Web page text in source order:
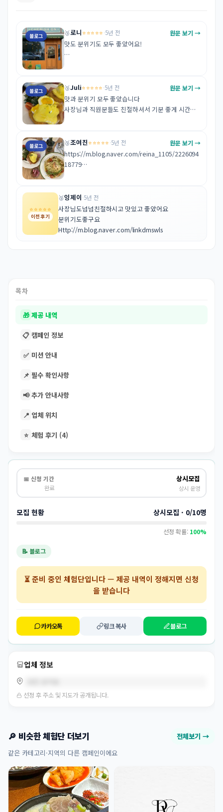
블로그 🥉로니⭐⭐⭐⭐⭐·5년 전 원문 보기 →
맛도 분위기도 모두 좋았어요!
블로그 🥉Juli⭐⭐⭐⭐⭐·5년 전 원문 보기 →
맛과 분위기 모두 좋았습니다
사장님과 직원분들도 친절하셔서 기분 좋게 시간보
https://m.blog.naver.com/ullajula/22261186414
6
블로그 🥉조여진⭐⭐⭐⭐⭐·5년 전 원문 보기 →
https://m.blog.naver.com/reina_1105/2226094
18779
⭐⭐⭐⭐⭐
이전 후기
🥈잉제이·5년 전
사장님도넘넘친절하시고 맛있고 좋았어요
분위기도좋구요
Http://m.blog.naver.com/linkdmswls
목차
🎁 제공 내역
📋 캠페인 정보
✅ 미션 안내
📌 필수 확인사항
📢 추가 안내사항
📍 업체 위치
⭐ 체험 후기 (4)
📅 신청 기간
완료
상시모집
상시 운영
모집 현황 상시모집 · 0/10명
선정 확률: 100%
📝 블로그
⏳준비 중인 체험단입니다 — 제공 내역이 정해지면 신청
을 받습니다
카카오톡 링크 복사 블로그
업체 정보
선정 후 주소 및 지도가 공개됩니다.
🔎 비슷한 체험단 더보기 전체보기 →
같은 카테고리·지역의 다른 캠페인이에요